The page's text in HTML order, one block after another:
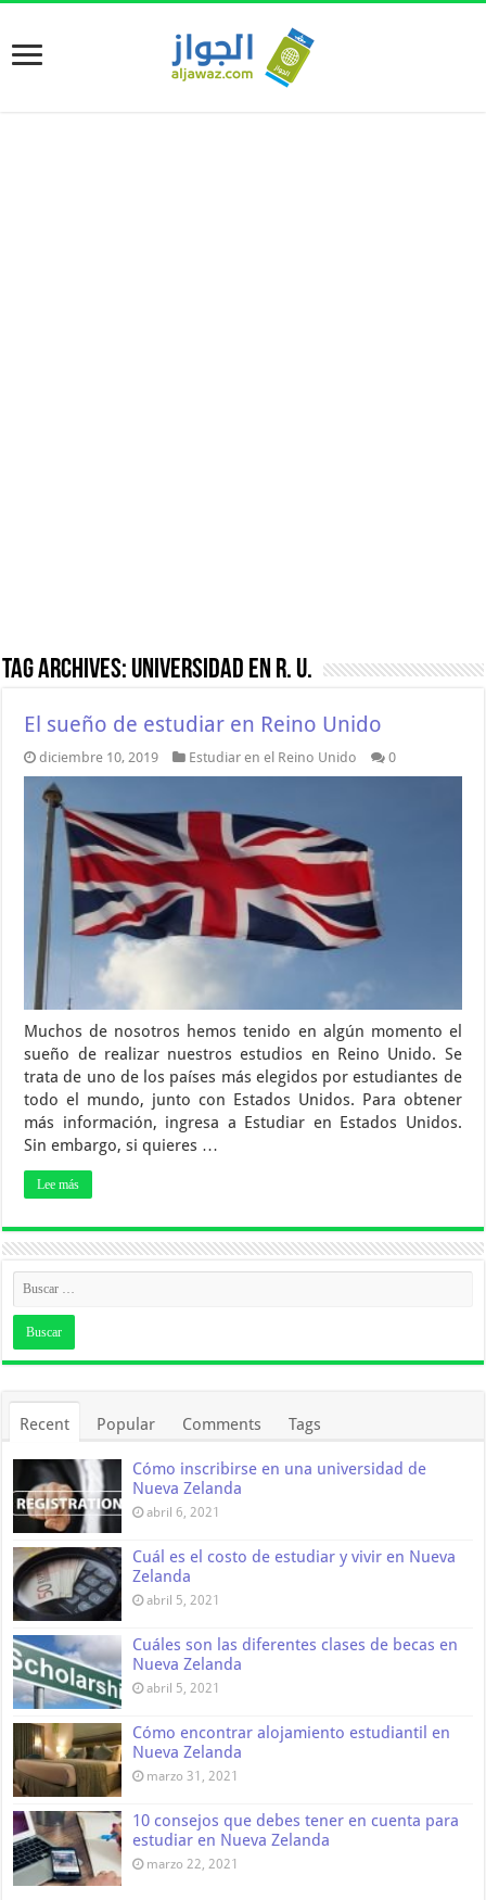
Tag Archives: universidad en R. U.
El sueño de estudiar en Reino Unido
diciembre 10, 2019 Estudiar en el Reino Unido 0
Muchos de nosotros hemos tenido en algún momento el
sueño de realizar nuestros estudios en Reino Unido. Se
trata de uno de los países más elegidos por estudiantes de
todo el mundo, junto con Estados Unidos. Para obtener
más información, ingresa a Estudiar en Estados Unidos.
Sin embargo, si quieres …
Lee más
Recent Popular Comments Tags
Cómo inscribirse en una universidad de
Nueva Zelanda
abril 6, 2021
Cuál es el costo de estudiar y vivir en Nueva
Zelanda
abril 5, 2021
Cuáles son las diferentes clases de becas en
Nueva Zelanda
abril 5, 2021
Cómo encontrar alojamiento estudiantil en
Nueva Zelanda
marzo 31, 2021
10 consejos que debes tener en cuenta para
estudiar en Nueva Zelanda
marzo 22, 2021